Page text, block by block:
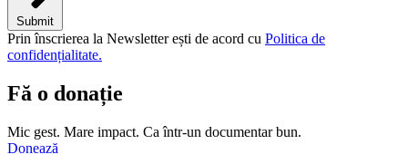
Submit
Prin înscrierea la Newsletter ești de acord cu Politica de
confidențialitate.
Fă o donație
Mic gest. Mare impact. Ca într-un documentar bun.
Donează